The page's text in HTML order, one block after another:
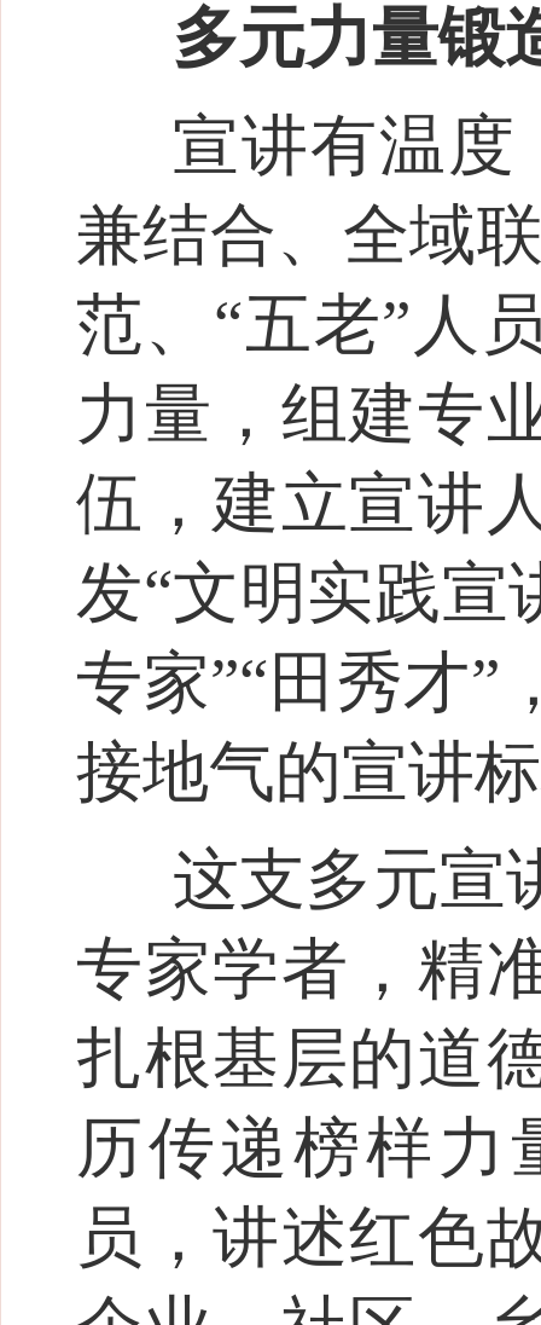
多元力量锻
宣讲有温度
兼结合、全域
范、“五老”人
力量，组建专
伍，建立宣讲
发“文明实践宣
专家”“田秀才
接地气的宣讲
这支多元宣
专家学者，精
扎根基层的道
历传递榜样力
员，讲述红色